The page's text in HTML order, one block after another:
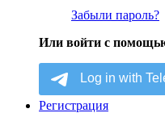
Забыли пароль?
Или войти с
Регистрация